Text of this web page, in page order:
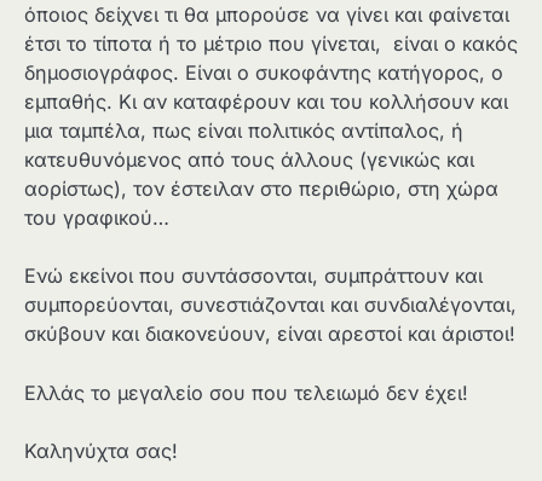
όποιος δείχνει τι θα μπορούσε να γίνει και φαίνεται
έτσι το τίποτα ή το μέτριο που γίνεται, είναι ο κακός
δημοσιογράφος. Είναι ο συκοφάντης κατήγορος, ο
εμπαθής. Κι αν καταφέρουν και του κολλήσουν και
μια ταμπέλα, πως είναι πολιτικός αντίπαλος, ή
κατευθυνόμενος από τους άλλους (γενικώς και
αορίστως), τον έστειλαν στο περιθώριο, στη χώρα
του γραφικού…
Ενώ εκείνοι που συντάσσονται, συμπράττουν και
συμπορεύονται, συνεστιάζονται και συνδιαλέγονται,
σκύβουν και διακονεύουν, είναι αρεστοί και άριστοι!
Ελλάς το μεγαλείο σου που τελειωμό δεν έχει!
Καληνύχτα σας!